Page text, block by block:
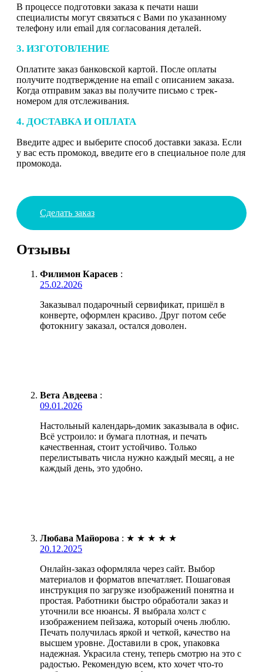
В процессе подготовки заказа к печати наши
специалисты могут связаться с Вами по указанному
телефону или email для согласования деталей.
3. ИЗГОТОВЛЕНИЕ
Оплатите заказ банковской картой. После оплаты
получите подтверждение на email с описанием заказа.
Когда отправим заказ вы получите письмо с трек-
номером для отслеживания.
4. ДОСТАВКА И ОПЛАТА
Введите адрес и выберите способ доставки заказа. Если
у вас есть промокод, введите его в специальное поле для
промокода.
Сделать заказ
Отзывы
Филимон Карасев :
25.02.2026
Заказывал подарочный сервификат, пришёл в
конверте, оформлен красиво. Друг потом себе
фотокнигу заказал, остался доволен.
Вета Авдеева :
09.01.2026
Настольный календарь-домик заказывала в офис.
Всё устроило: и бумага плотная, и печать
качественная, стоит устойчиво. Только
перелистывать числа нужно каждый месяц, а не
каждый день, это удобно.
Любава Майорова : ★ ★ ★ ★ ★
20.12.2025
Онлайн-заказ оформляла через сайт. Выбор
материалов и форматов впечатляет. Пошаговая
инструкция по загрузке изображений понятна и
простая. Работники быстро обработали заказ и
уточнили все нюансы. Я выбрала холст с
изображением пейзажа, который очень люблю.
Печать получилась яркой и четкой, качество на
высшем уровне. Доставили в срок, упаковка
надежная. Украсила стену, теперь смотрю на это с
радостью. Рекомендую всем, кто хочет что-то